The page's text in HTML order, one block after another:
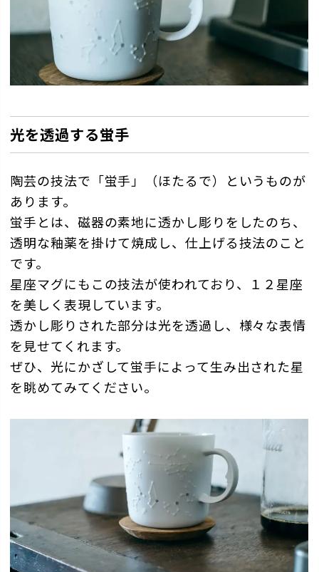
光を透過する蛍手
陶芸の技法で「蛍手」（ほたるで）というものが
あります。
蛍手とは、磁器の素地に透かし彫りをしたのち、
透明な釉薬を掛けて焼成し、仕上げる技法のこと
です。
星座マグにもこの技法が使われており、１２星座
を美しく表現しています。
透かし彫りされた部分は光を透過し、様々な表情
を見せてくれます。
ぜひ、光にかざして蛍手によって生み出された星
を眺めてみてください。